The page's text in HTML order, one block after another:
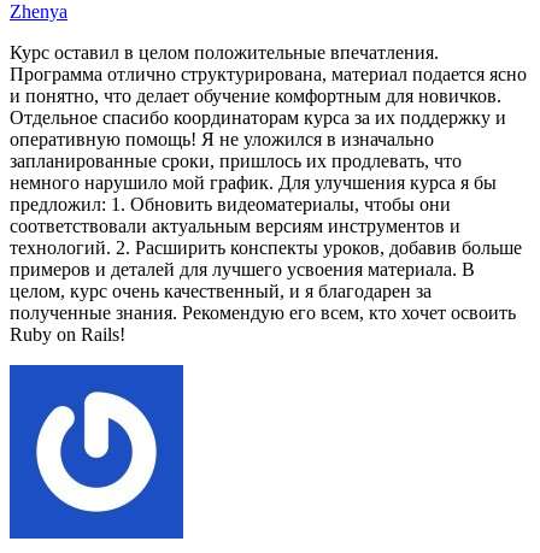
Zhenya
Курс оставил в целом положительные впечатления.
Программа отлично структурирована, материал подается ясно
и понятно, что делает обучение комфортным для новичков.
Отдельное спасибо координаторам курса за их поддержку и
оперативную помощь! Я не уложился в изначально
запланированные сроки, пришлось их продлевать, что
немного нарушило мой график. Для улучшения курса я бы
предложил: 1. Обновить видеоматериалы, чтобы они
соответствовали актуальным версиям инструментов и
технологий. 2. Расширить конспекты уроков, добавив больше
примеров и деталей для лучшего усвоения материала. В
целом, курс очень качественный, и я благодарен за
полученные знания. Рекомендую его всем, кто хочет освоить
Ruby on Rails!